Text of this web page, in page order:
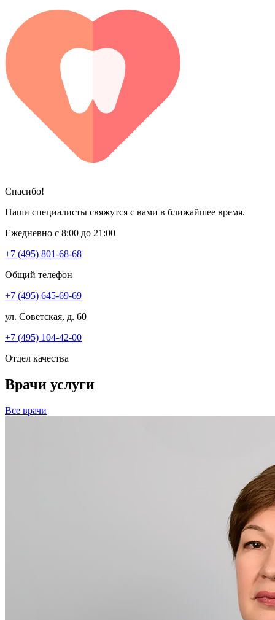
Спасибо!
Наши специалисты свяжутся с вами в ближайшее время.
Ежедневно с 8:00 до 21:00
+7 (495) 801-68-68
Общий телефон
+7 (495) 645-69-69
ул. Советская, д. 60
+7 (495) 104-42-00
Отдел качества
Врачи услуги
Все врачи